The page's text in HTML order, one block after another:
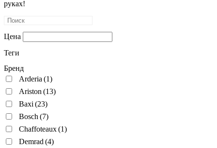
руках!
Цена
Теги
Бренд
Arderia (1)
Ariston (13)
Baxi (23)
Bosch (7)
Chaffoteaux(1)
Demrad (4)